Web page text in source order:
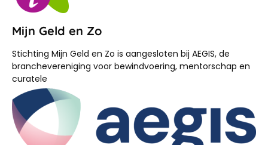
Mijn Geld en Zo
Stichting Mijn Geld en Zo is aangesloten bij AEGIS, de
branchevereniging voor bewindvoering, mentorschap en
curatele